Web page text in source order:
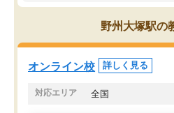
意見を聞くことができ、より良い
を推敲することが可能だ。
どの人も優しく、親身に接してく
るのでやる気も出て、良かったで
す！！
野州大塚駅の
オンライン校 詳しく見る
対応エリア 全国